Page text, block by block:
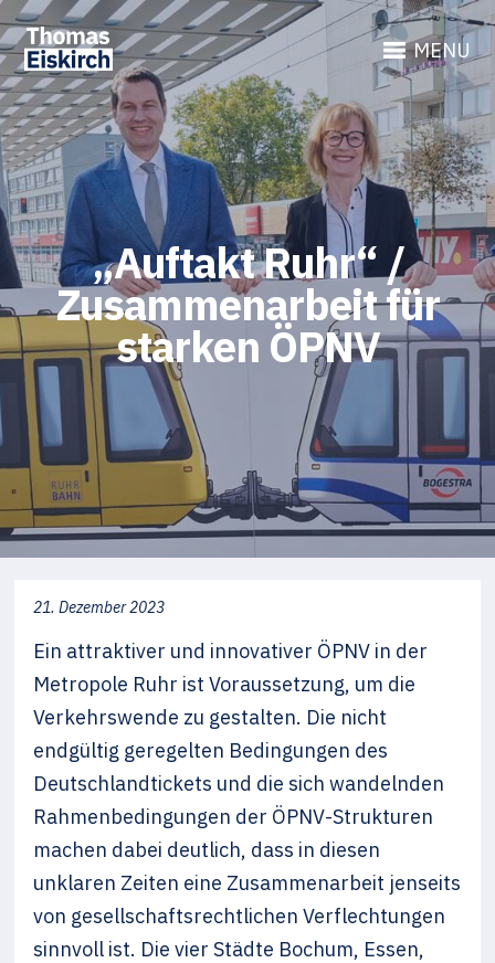
MENU
„Auftakt Ruhr“ /
Zusammenarbeit für
starken ÖPNV
21. Dezember 2023
Ein attraktiver und innovativer ÖPNV in der
Metropole Ruhr ist Voraussetzung, um die
Verkehrswende zu gestalten. Die nicht
endgültig geregelten Bedingungen des
Deutschlandtickets und die sich wandelnden
Rahmenbedingungen der ÖPNV-Strukturen
machen dabei deutlich, dass in diesen
unklaren Zeiten eine Zusammenarbeit jenseits
von gesellschaftsrechtlichen Verflechtungen
sinnvoll ist. Die vier Städte Bochum, Essen,